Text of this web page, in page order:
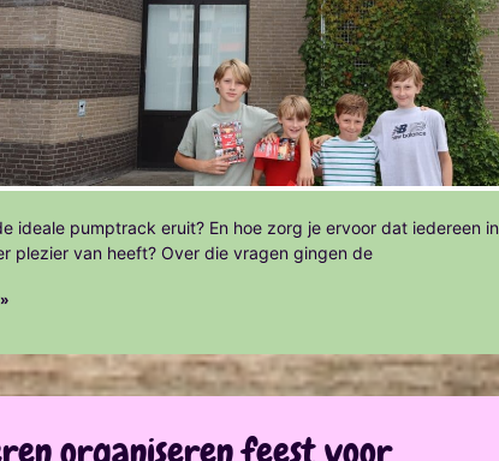
ideale pumptrack eruit? En hoe zorg je ervoor dat iedereen in
plezier van heeft? Over die vragen gingen de